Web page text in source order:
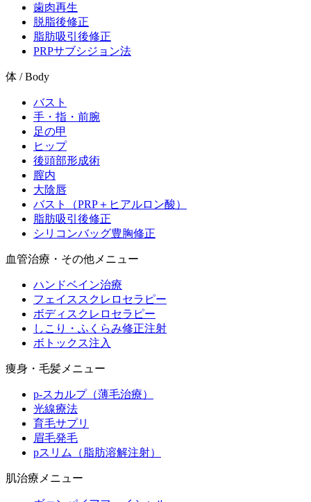
歯肉再生
脱脂後修正
脂肪吸引後修正
PRPサブシジョン法
体 / Body
バスト
手・指・前腕
足の甲
ヒップ
後頭部形成術
膣内
大陰唇
バスト（PRP＋ヒアルロン酸）
脂肪吸引後修正
シリコンバッグ豊胸修正
血管治療・その他メニュー
ハンドベイン治療
フェイススクレロセラピー
ボディスクレロセラピー
しこり・ふくらみ修正注射
ボトックス注入
痩身・毛髪メニュー
p-スカルプ（薄毛治療）
光線療法
育毛サプリ
眉毛発毛
pスリム（脂肪溶解注射）
肌治療メニュー